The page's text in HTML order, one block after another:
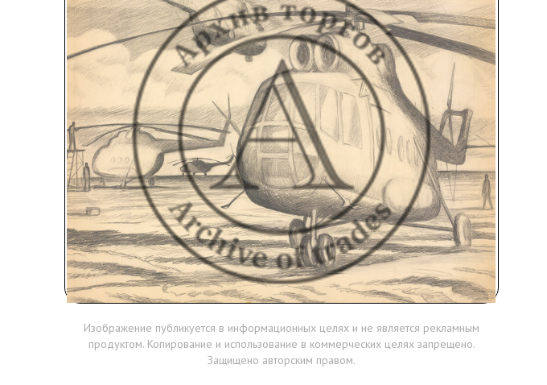
Изображение публикуется в информационных целях и не является рекламным
продуктом. Копирование и использование в коммерческих целях запрещено.
Защищено авторским правом.